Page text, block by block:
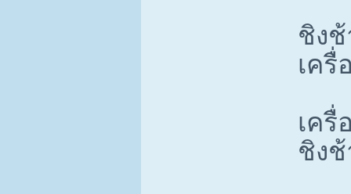
ชิงช้
เค
เครื่
ชิง